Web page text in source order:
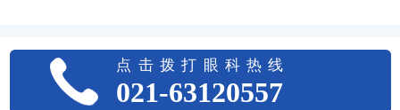
点击拨打眼科热线
021-63120557